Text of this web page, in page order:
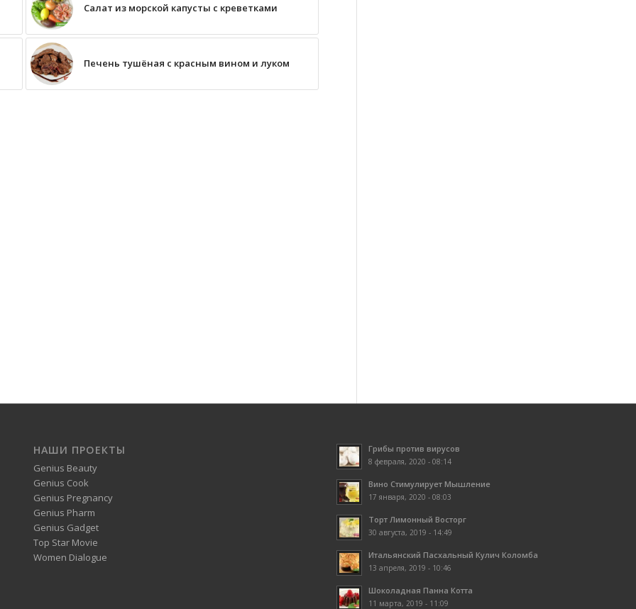
Салат из морской капусты с креветками
Печень тушёная с красным вином и луком
НАШИ ПРОЕКТЫ
Genius Beauty
Genius Cook
Genius Pregnancy
Genius Pharm
Genius Gadget
Top Star Movie
Women Dialogue
Грибы против вирусов
8 февраля, 2020 - 08:14
Вино Стимулирует Мышление
17 января, 2020 - 08:03
Торт Лимонный Восторг
30 августа, 2019 - 14:49
Итальянский Пасхальный Кулич Коломба
13 апреля, 2019 - 10:46
Шоколадная Панна Котта
11 марта, 2019 - 11:09